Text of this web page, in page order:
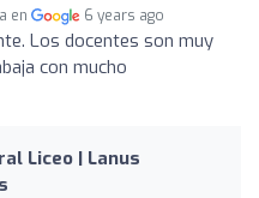
en 6 years ago
Los docentes son muy
con mucho
Liceo | Lanus